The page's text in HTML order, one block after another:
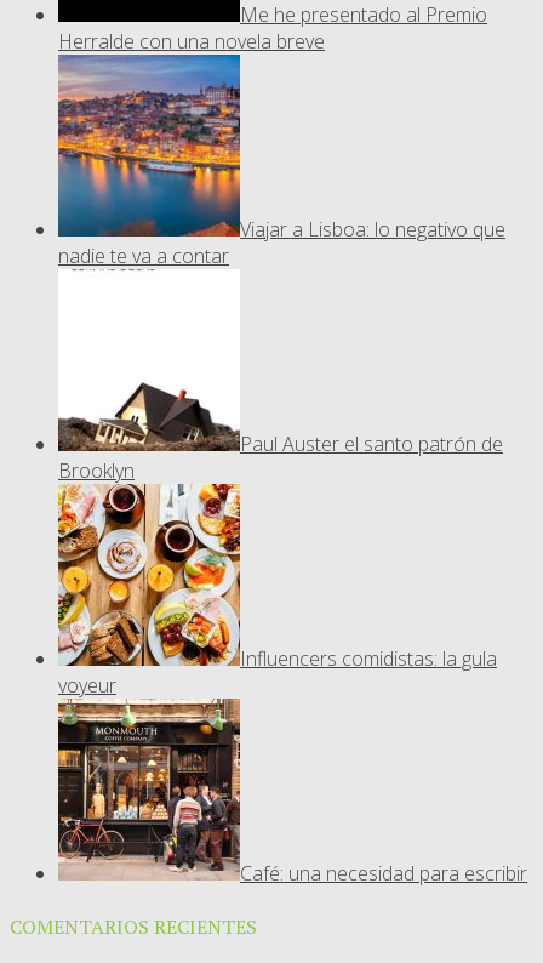
Me he presentado al Premio
Herralde con una novela breve
Viajar a Lisboa: lo negativo que
nadie te va a contar
Paul Auster el santo patrón de
Brooklyn
Influencers comidistas: la gula
voyeur
Café: una necesidad para escribir
COMENTARIOS RECIENTES